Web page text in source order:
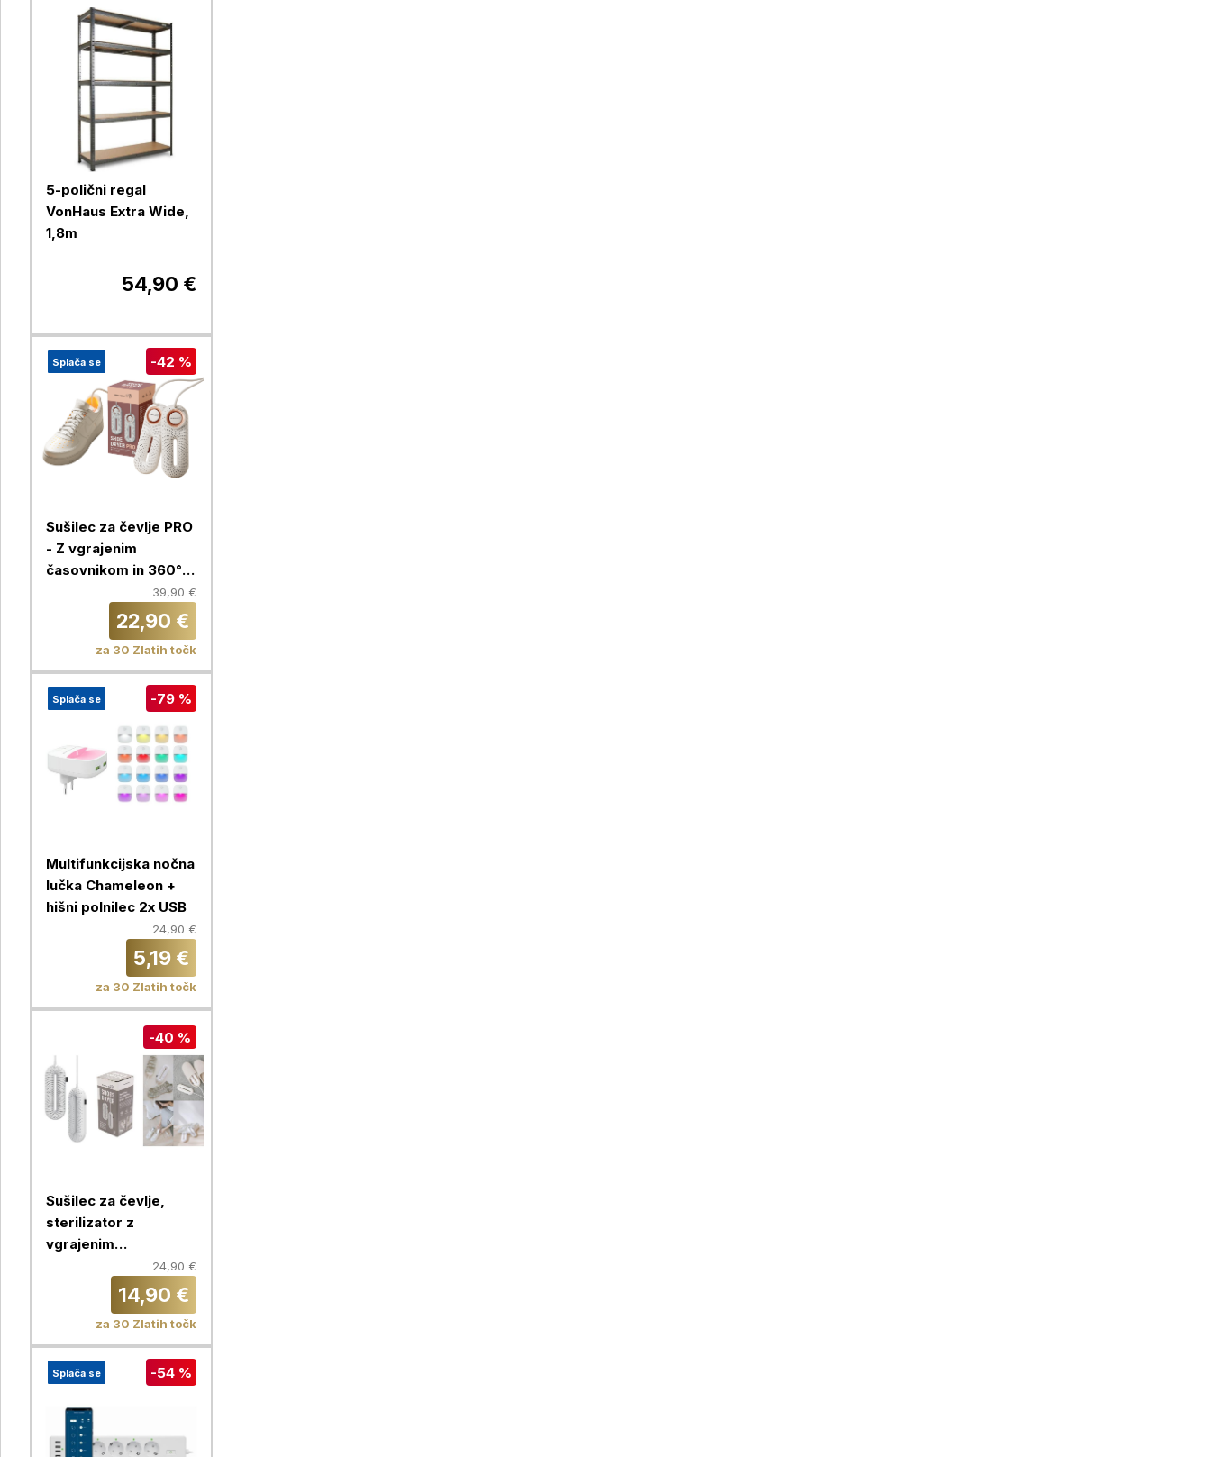
5-polični regal
VonHaus Extra Wide,
1,8m
54,90 €
Splača se -42 %
Sušilec za čevlje PRO
- Z vgrajenim
časovnikom in 360°
kroženjem zraka39,90 €
22,90 €
za 30 Zlatih točk
Splača se -79 %
Multifunkcijska nočna
lučka Chameleon +
hišni polnilec 2x USB
24,90 €
5,19 €
za 30 Zlatih točk
-40 %
Sušilec za čevlje,
sterilizator z
vgrajenim
Chameleon
24,90 €
14,90 €
za 30 Zlatih točk
Splača se -54 %